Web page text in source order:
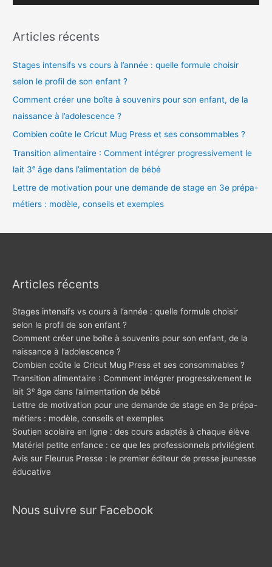
i
é
Articles récents
Stages intensifs vs cours à l’année : quelle formule choisir
selon le profil de son enfant ?
Comment créer une boîte à souvenirs pour son enfant, de la
naissance à l’adolescence ?
Combien coûte le Cricut Mug Press et ses consommables ?
Transition alimentaire : Comment intégrer progressivement le
lait 3ᵉ âge dans l’alimentation de bébé
Lettre de motivation pour une demande de stage en 3e prépa-
métiers : modèle, conseils et exemples
Articles récents
Stages intensifs vs cours à l’année : quelle formule choisir
selon le profil de son enfant ?
Comment créer une boîte à souvenirs pour son enfant, de la
naissance à l’adolescence ?
Combien coûte le Cricut Mug Press et ses consommables ?
Transition alimentaire : Comment intégrer progressivement le
lait 3ᵉ âge dans l’alimentation de bébé
Lettre de motivation pour une demande de stage en 3e prépa-
métiers : modèle, conseils et exemples
Soutien scolaire en ligne : des cours adaptés à chaque élève
Matériel petite enfance : ce que les professionnels privilégient
Avis sur Fleurus Presse : le premier éditeur de presse jeunesse
éducative
Nous suivre sur Facebook